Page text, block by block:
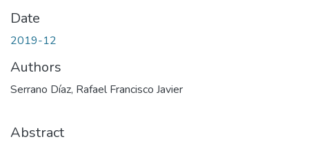
Date
2019-12
Authors
Serrano Díaz, Rafael Francisco Javier
Abstract